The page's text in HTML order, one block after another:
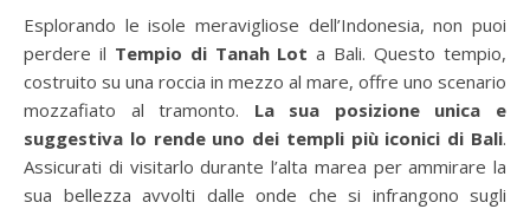
Esplorando le isole meravigliose dell’Indonesia, non puoi
perdere il Tempio di Tanah Lot a Bali. Questo tempio,
costruito su una roccia in mezzo al mare, offre uno scenario
mozzafiato al tramonto. La sua posizione unica e
suggestiva lo rende uno dei templi più iconici di Bali.
Assicurati di visitarlo durante l’alta marea per ammirare la
sua bellezza avvolti dalle onde che si infrangono sugli